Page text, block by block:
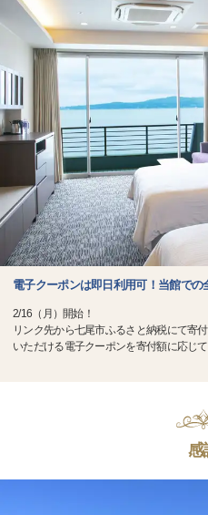
電子クーポンは即日利用可！当館での
2/16（月）開始！
リンク先から七尾市ふるさと納税にて寄
いただける電子クーポンを寄付額に応じ
感